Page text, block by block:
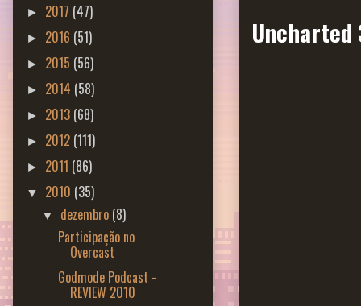
Uncharted
► 2017 (47)
► 2016 (51)
► 2015 (56)
► 2014 (58)
► 2013 (68)
► 2012 (111)
► 2011 (86)
▼ 2010 (35)
▼ dezembro (8)
Participação no
Overcast
Godmode Podcast -
REVIEW 2010